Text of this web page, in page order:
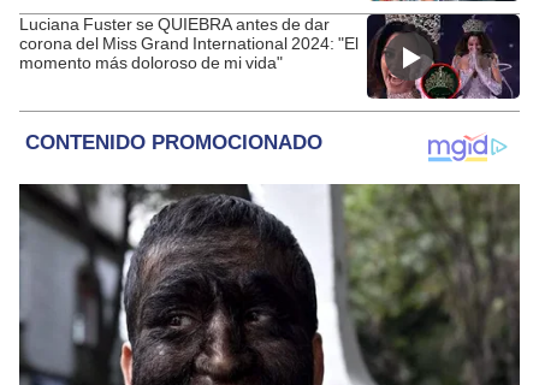
Luciana Fuster se QUIEBRA antes de dar
corona del Miss Grand International 2024: "El
momento más doloroso de mi vida"